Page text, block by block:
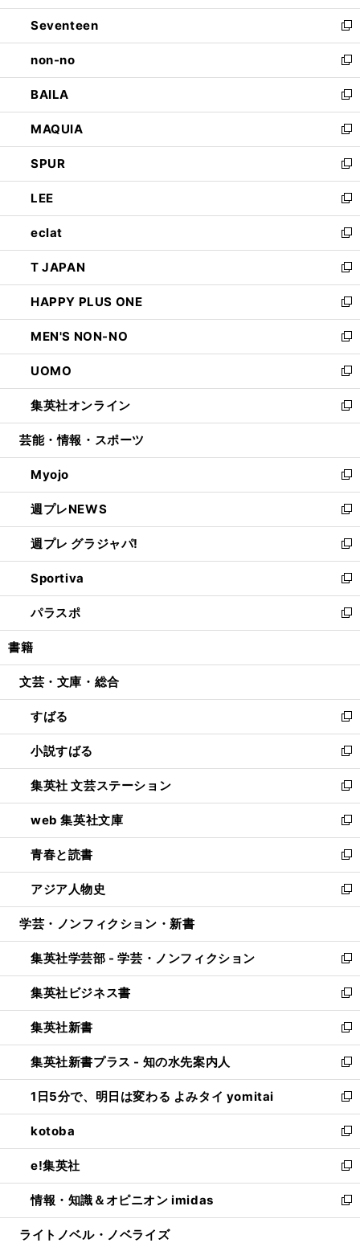
開
く
ウ
で
開
く
ン
ド
ウ
で
開
く
Seventeen
新
し
い
ウ
ィ
ン
ド
ウ
で
開
く
non-no
新
し
い
ウ
ィ
ン
ド
ウ
で
開
く
BAILA
新
し
い
ウ
ィ
ン
ド
ウ
で
開
く
MAQUIA
新
し
い
ウ
ィ
ン
ド
ウ
で
開
く
SPUR
新
し
い
ウ
ィ
ン
ド
ウ
で
開
く
LEE
新
し
い
ウ
ィ
ン
ド
ウ
で
開
く
eclat
新
し
い
ウ
ィ
ン
ド
ウ
で
開
く
T JAPAN
新
し
い
ウ
ィ
ン
ド
ウ
で
開
HAPPY PLUS ONE
新
し
い
ウ
ィ
ン
ド
ウ
開
く
MEN'S NON-NO
新
し
い
ウ
ィ
ン
ウ
で
開
く
UOMO
新
し
い
ウ
ン
ド
ウ
で
開
く
集英社オンライン
新
し
ウ
ィ
ン
ド
ウ
で
開
く
芸能・情報・スポーツ
Myojo
新
し
い
ウ
ィ
ン
ド
ウ
で
開
週プレNEWS
新
し
い
ウ
ィ
ン
ド
ウ
開
週プレ グラジャパ!
新
し
い
ウ
ィ
ン
ウ
開
く
Sportiva
新
し
い
ウ
ン
ウ
で
開
く
パラスポ
新
し
ウ
ン
ド
ウ
で
開
く
書籍
文芸・文庫・総合
すばる
新
し
い
ウ
ィ
ン
ド
ウ
で
開
く
小説すばる
新
し
い
ウ
ィ
ン
ド
ウ
で
開
集英社 文芸ステーション
新
し
い
ウ
ィ
ン
ド
ウ
開
く
web 集英社文庫
新
し
い
ウ
ィ
ン
ウ
で
開
く
青春と読書
新
し
い
ウ
ン
ド
ウ
で
開
く
アジア人物史
新
し
ウ
ィ
ン
ド
ウ
で
開
く
学芸・ノンフィクション・新書
集英社学芸部 - 学芸・ノンフィクション
新
し
い
ウ
ィ
ン
ド
ウ
で
開
く
集英社ビジネス書
新
し
い
ウ
ィ
ン
ド
ウ
で
開
く
集英社新書
新
し
い
ウ
ィ
ン
ド
ウ
で
開
く
集英社新書プラス - 知の水先案内人
新
し
い
ウ
ィ
ン
ド
ウ
で
開
1日5分で、明日は変わる よみタイ yomitai
新
し
い
ウ
ィ
ン
ド
ウ
kotoba
新
し
い
ウ
ィ
ン
e!集英社
新
し
い
ウ
情報・知識＆オピニオン imidas
新
し
ライトノベル・ノベライズ